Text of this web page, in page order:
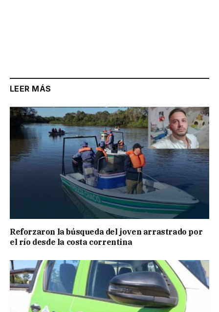
LEER MÁS
Reforzaron la búsqueda del joven arrastrado por
el río desde la costa correntina